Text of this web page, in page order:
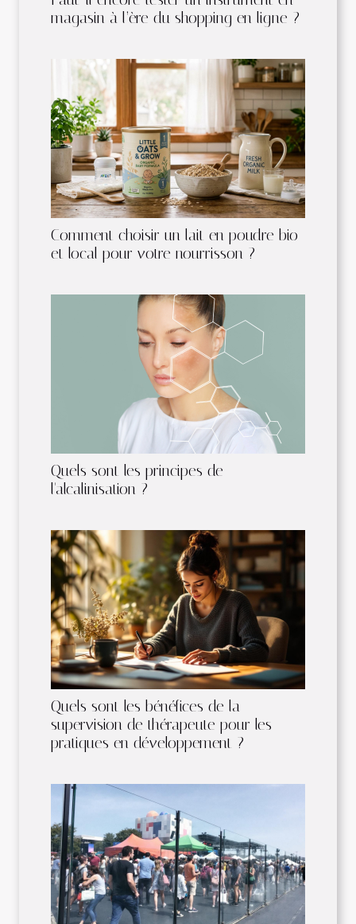
magasin à l’ère du shopping en ligne ?
Comment choisir un lait en poudre bio
et local pour votre nourrisson ?
Quels sont les principes de
l'alcalinisation ?
Quels sont les bénéfices de la
supervision de thérapeute pour les
pratiques en développement ?